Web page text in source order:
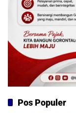
Pos Populer